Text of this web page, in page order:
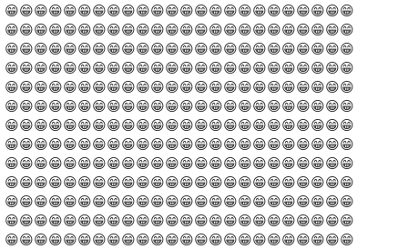
😁😁😁😁😁😁😁😁😁😁😁😁😁😁😁😁😁😁😁😁😁😁😁😁
😁😁😁😁😁😁😁😁😁😁😁😁😁😁😁😁😁😁😁😁😁😁😁😁
😁😁😁😁😁😁😁😁😁😁😁😁😁😁😁😁😁😁😁😁😁😁😁😁
😁😁😁😁😁😁😁😁😁😁😁😁😁😁😁😁😁😁😁😁😁😁😁😁
😁😁😁😁😁😁😁😁😁😁😁😁😁😁😁😁😁😁😁😁😁😁😁😁
😁😁😁😁😁😁😁😁😁😁😁😁😁😁😁😁😁😁😁😁😁😁😁😁
😁😁😁😁😁😁😁😁😁😁😁😁😁😁😁😁😁😁😁😁😁😁😁😁
😁😁😁😁😁😁😁😁😁😁😁😁😁😁😁😁😁😁😁😁😁😁😁😁
😁😁😁😁😁😁😁😁😁😁😁😁😁😁😁😁😁😁😁😁😁😁😁😁
😁😁😁😁😁😁😁😁😁😁😁😁😁😁😁😁😁😁😁😁😁😁😁😁
😁😁😁😁😁😁😁😁😁😁😁😁😁😁😁😁😁😁😁😁😁😁😁😁
😁😁😁😁😁😁😁😁😁😁😁😁😁😁😁😁😁😁😁😁😁😁😁😁
😁😁😁😁😁😁😁😁😁😁😁😁😁😁😁😁😁😁😁😁😁😁😁😁